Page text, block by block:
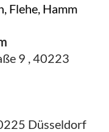
Flehe, Hamm
9 , 40223
Düsseldorf